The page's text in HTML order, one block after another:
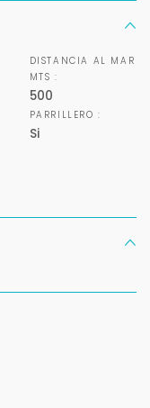
DISTANCIA AL MAR
MTS :
500
PARRILLERO :
Si